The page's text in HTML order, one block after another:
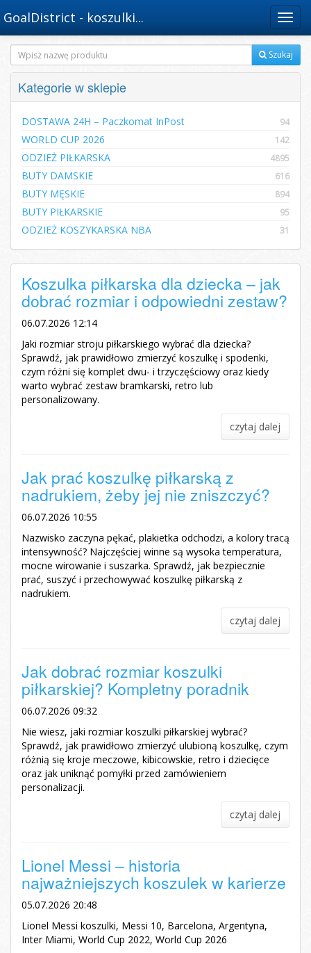
Menu
GoalDistrict - koszulki...
Szukaj
Kategorie w sklepie
DOSTAWA 24H – Paczkomat InPost 94
WORLD CUP 2026 142
ODZIEŻ PIŁKARSKA 4895
BUTY DAMSKIE 616
BUTY MĘSKIE 894
BUTY PIŁKARSKIE 95
ODZIEŻ KOSZYKARSKA NBA 31
Koszulka piłkarska dla dziecka – jak
dobrać rozmiar i odpowiedni zestaw?
06.07.2026 12:14
Jaki rozmiar stroju piłkarskiego wybrać dla dziecka?
Sprawdź, jak prawidłowo zmierzyć koszulkę i spodenki,
czym różni się komplet dwu- i trzyczęściowy oraz kiedy
warto wybrać zestaw bramkarski, retro lub
personalizowany.
czytaj dalej
Jak prać koszulkę piłkarską z
nadrukiem, żeby jej nie zniszczyć?
06.07.2026 10:55
Nazwisko zaczyna pękać, plakietka odchodzi, a kolory tracą
intensywność? Najczęściej winne są wysoka temperatura,
mocne wirowanie i suszarka. Sprawdź, jak bezpiecznie
prać, suszyć i przechowywać koszulkę piłkarską z
nadrukiem.
czytaj dalej
Jak dobrać rozmiar koszulki
piłkarskiej? Kompletny poradnik
06.07.2026 09:32
Nie wiesz, jaki rozmiar koszulki piłkarskiej wybrać?
Sprawdź, jak prawidłowo zmierzyć ulubioną koszulkę, czym
różnią się kroje meczowe, kibicowskie, retro i dziecięce
oraz jak uniknąć pomyłki przed zamówieniem
personalizacji.
czytaj dalej
Lionel Messi – historia
najważniejszych koszulek w karierze
05.07.2026 20:48
Lionel Messi koszulki, Messi 10, Barcelona, Argentyna,
Inter Miami, World Cup 2022, World Cup 2026